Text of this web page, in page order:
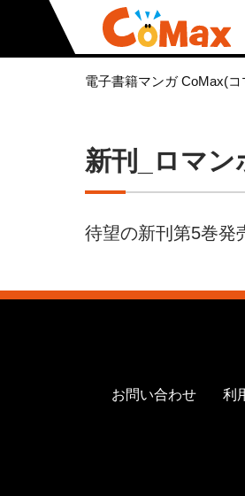
電子書籍マンガ CoMax(
新刊_ロマン
待望の新刊第5巻発
お問い合わせ 利